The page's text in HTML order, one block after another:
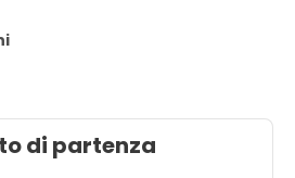
di partenza